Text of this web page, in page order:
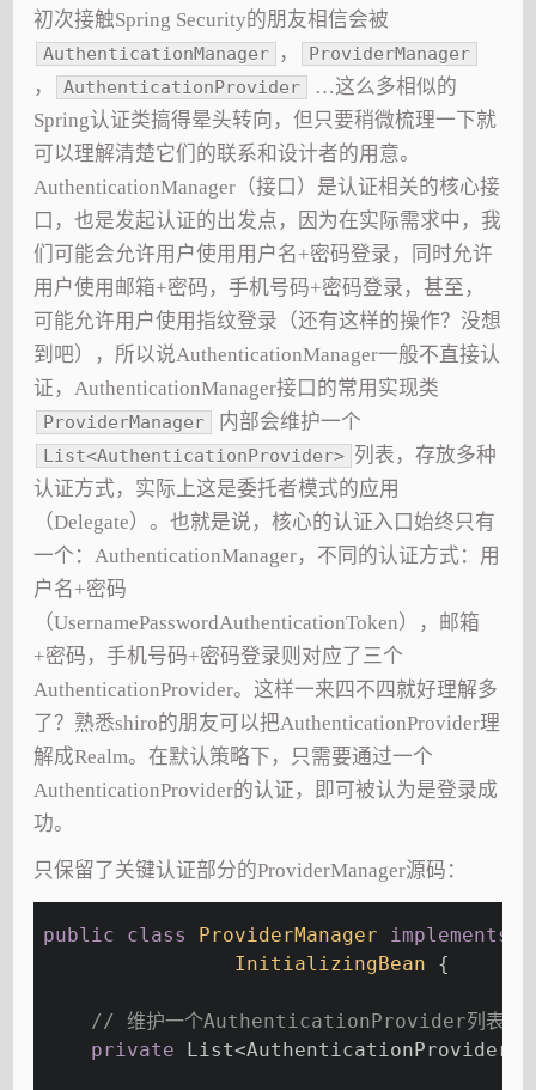
初次接触Spring Security的朋友相信会被
AuthenticationManager ， ProviderManager
， AuthenticationProvider
…这么多相似的
Spring认证类搞得晕头转向，但只要稍微梳理一下就
可以理解清楚它们的联系和设计者的用意。
AuthenticationManager（接口）是认证相关的核心接
口，也是发起认证的出发点，因为在实际需求中，我
们可能会允许用户使用用户名+密码登录，同时允许
用户使用邮箱+密码，手机号码+密码登录，甚至，
可能允许用户使用指纹登录（还有这样的操作？没想
到吧），所以说AuthenticationManager一般不直接认
证，AuthenticationManager接口的常用实现类
ProviderManager 内部会维护一个
List<AuthenticationProvider> 列表，存放多种
认证方式，实际上这是委托者模式的应用
（Delegate）。也就是说，核心的认证入口始终只有
一个：AuthenticationManager，不同的认证方式：用
户名+密码
（UsernamePasswordAuthenticationToken），邮箱
+密码，手机号码+密码登录则对应了三个
AuthenticationProvider。这样一来四不四就好理解多
了？熟悉shiro的朋友可以把AuthenticationProvider理
解成Realm。在默认策略下，只需要通过一个
AuthenticationProvider的认证，即可被认为是登录成
功。
只保留了关键认证部分的ProviderManager源码：
public class ProviderManager implements
InitializingBean
{
// 维护一个AuthenticationProvider列表
private